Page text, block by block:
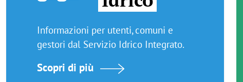
Informazioni per utenti, comuni e
gestori dal Servizio Idrico Integrato.
Scopri di più